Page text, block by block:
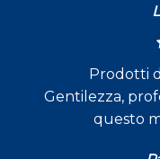
Prodotti
Gentilezza,
questo